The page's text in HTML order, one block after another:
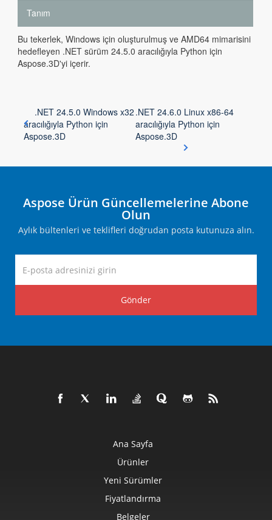
Tanım
Bu tekerlek, Windows için oluşturulmuş ve AMD64 mimarisini
hedefleyen .NET sürüm 24.5.0 aracılığıyla Python için
Aspose.3D'yi içerir.
.NET 24.5.0 Windows x32
aracılığıyla Python için
Aspose.3D
.NET 24.6.0 Linux x86-64
aracılığıyla Python için
Aspose.3D
Aspose Ürün Güncellemelerine Abone
Olun
Aylık bültenleri ve teklifleri doğrudan posta kutunuza alın.
Gönder
Ana Sayfa
Ürünler
Yeni Sürümler
Fiyatlandırma
Belgeler